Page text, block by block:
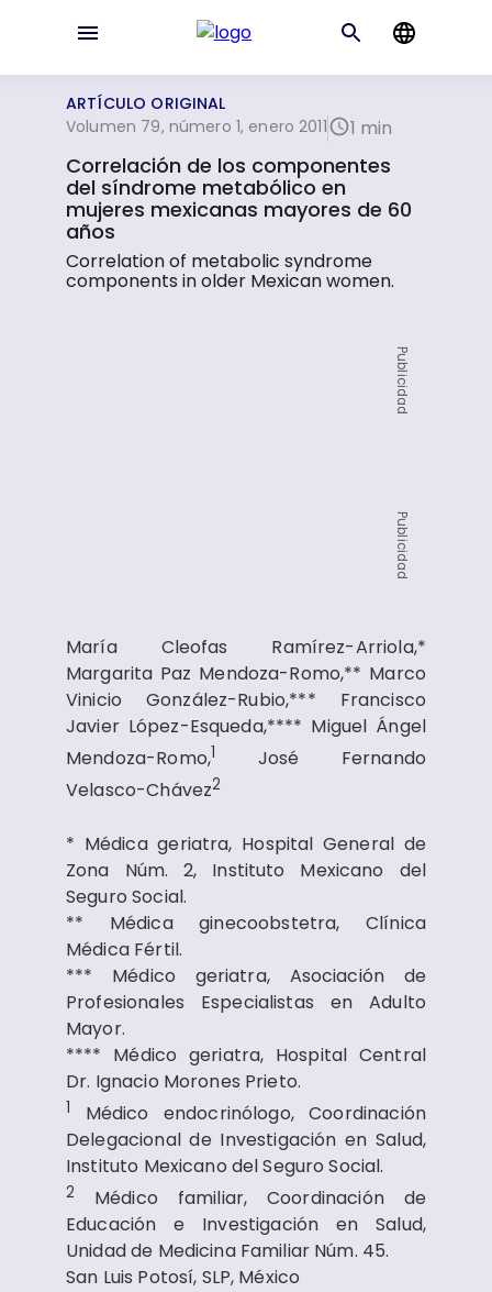
ARTÍCULO ORIGINAL
Volumen 79, número 1, enero 2011
1 min
Correlación de los componentes
del síndrome metabólico en
mujeres mexicanas mayores de 60
años
Correlation of metabolic syndrome
components in older Mexican women.
Publicidad
Publicidad
María Cleofas Ramírez-Arriola,*
Margarita Paz Mendoza-Romo,** Marco
Vinicio González-Rubio,*** Francisco
Javier López-Esqueda,**** Miguel Ángel
Mendoza-Romo,1
José Fernando
Velasco-Chávez2
* Médica geriatra, Hospital General de
Zona Núm. 2, Instituto Mexicano del
Seguro Social.
** Médica ginecoobstetra, Clínica
Médica Fértil.
*** Médico geriatra, Asociación de
Profesionales Especialistas en Adulto
Mayor.
**** Médico geriatra, Hospital Central
Dr. Ignacio Morones Prieto.
1
Médico endocrinólogo, Coordinación
Delegacional de Investigación en Salud,
Instituto Mexicano del Seguro Social.
2
Médico familiar, Coordinación de
Educación e Investigación en Salud,
Unidad de Medicina Familiar Núm. 45.
San Luis Potosí, SLP, México